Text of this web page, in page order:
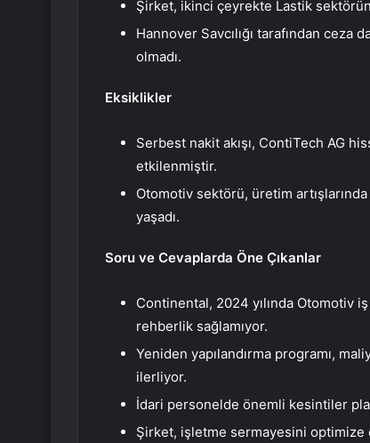
Şirket, ikinci çeyrekte Lastik
Hannover Savcılığı tarafından ceza
olmadı.
Eksiklikler
Serbest nakit akışı, ContiTech AG
etkilenmiştir.
Otomotiv sektörü, üretim
yaşadı.
Soru ve Cevaplarda Öne Çıkanlar
Continental, 2024 yılında Otomotiv
rehberlik sağlamıyor.
Yeniden yapılandırma programı,
ilerliyor.
İdari personelde önemli kesintiler
Şirket, işletme sermayesini optimize